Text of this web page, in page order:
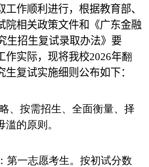
工作顺利进行，根据教育部、
院相关政策文件和《广东金融
生招生复试录取办法》要
作实际，现将我校2026年翻
生复试实施细则公布如下：
、按需招生、全面衡量、择
的原则。
第一志愿考生。按初试分数